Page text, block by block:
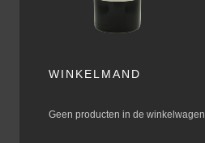
WINKELMAND
Geen producten in de